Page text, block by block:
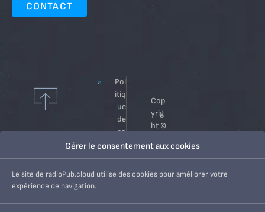
Gérer le consentement aux cookies
Le site de radioPub.cloud utilise des cookies pour améliorer votre
expérience de navigation.
CONTACT
Pol
itiq
ue
de
co
nfi
de
Me
Cop
yrig
ht ©
6
oPu